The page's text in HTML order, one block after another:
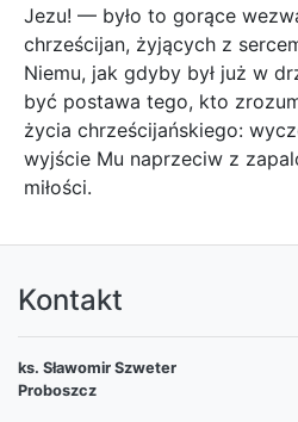
Jezu! — było to gorące
chrześcijan, żyjących z
Niemu, jak gdyby był już w
być postawa tego, kto
życia chrześcijańskiego:
wyjście Mu naprzeciw z
miłości.
Kontakt
ks. Sławomir Szweter
Proboszcz